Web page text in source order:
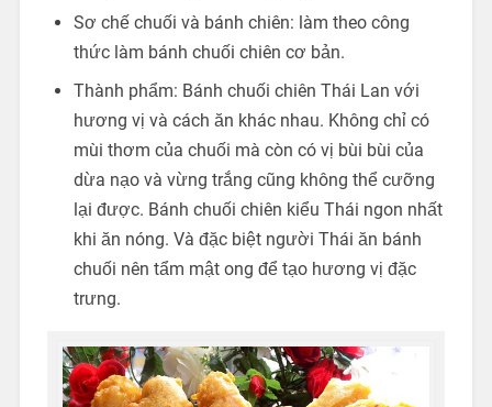
Sơ chế chuối và bánh chiên: làm theo công
thức làm bánh chuối chiên cơ bản.
Thành phẩm: Bánh chuối chiên Thái Lan với
hương vị và cách ăn khác nhau. Không chỉ có
mùi thơm của chuối mà còn có vị bùi bùi của
dừa nạo và vừng trắng cũng không thể cưỡng
lại được. Bánh chuối chiên kiểu Thái ngon nhất
khi ăn nóng. Và đặc biệt người Thái ăn bánh
chuối nên tẩm mật ong để tạo hương vị đặc
trưng.